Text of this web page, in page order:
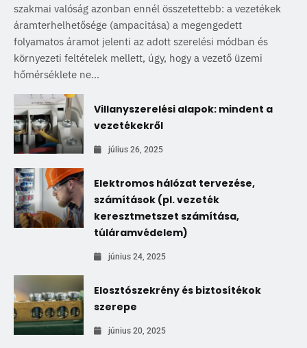
szakmai valóság azonban ennél összetettebb: a vezetékek
áramterhelhetősége (ampacitása) a megengedett
folyamatos áramot jelenti az adott szerelési módban és
környezeti feltételek mellett, úgy, hogy a vezető üzemi
hőmérséklete ne...
Villanyszerelési alapok: mindent a
vezetékekről
július 26, 2025
Elektromos hálózat tervezése,
számítások (pl. vezeték
keresztmetszet számítása,
túláramvédelem)
június 24, 2025
Elosztószekrény és biztosítékok
szerepe
június 20, 2025